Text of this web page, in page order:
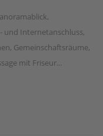
und Internetanschluss,
Gemeinschaftsräume,
mit Friseur...